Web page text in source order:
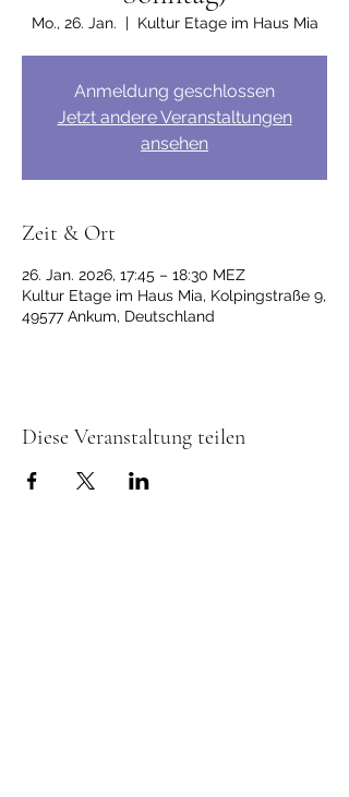
Mo., 26. Jan.
  |
Kultur Etage im Haus Mia
Anmeldung geschlossen
Jetzt andere Veranstaltungen
ansehen
Zeit & Ort
26. Jan. 2026, 17:45 – 18:30 MEZ
Kultur Etage im Haus Mia, Kolpingstraße 9,
49577 Ankum, Deutschland
Diese Veranstaltung teilen